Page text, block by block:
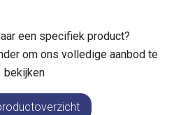
een specifiek product?
om ons volledige aanbod te
bekijken